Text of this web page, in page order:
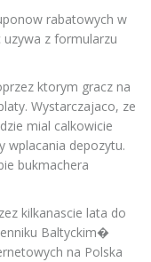
rabatowych w
z formularzu
ktorym gracz na
Wystarczajaco, ze
mial calkowicie
wplacania depozytu.
bukmachera
kilkanascie lata do
Baltyckim�
na Polska